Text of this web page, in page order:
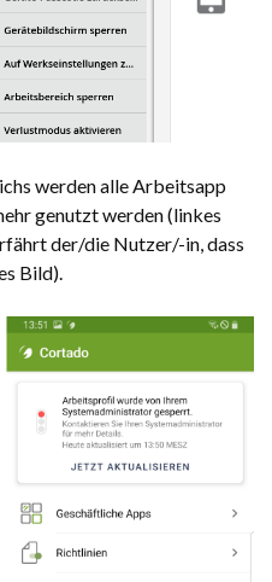
werden alle Arbeitsapp
genutzt werden (linkes
der/die Nutzer/-in, dass
Bild).